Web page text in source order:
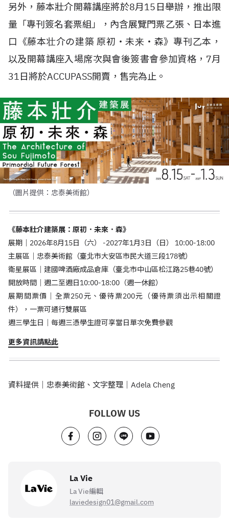
另外，藤本壯介開幕講座將於8月15日舉辦，推出限
量「專刊簽名套票組」，內含展覽門票乙張、日本進
口《藤本壮介の建築 原初・未来・森》專刊乙本，
以及開幕講座入場席次與會後簽書會參加資格，7月
31日將於ACCUPASS開賣，售完為止。
（圖片提供：忠泰美術館）
《藤本壯介建築展：原初．未來．森》
展期｜2026年8月15日（六） -2027年1月3日（日） 10:00-18:00
主展區｜忠泰美術館（臺北市大安區市民大道三段178號）
衛星展區｜建國啤酒廠成品倉庫（臺北市中山區松江路25巷40號）
開放時間｜週二至週日10:00-18:00（週一休館）
展期間票價｜全票250元、優待票200元（優待票須出示相關證
件），一票可通行雙展區
週三學生日｜每週三憑學生證可享當日單次免費參觀
更多資訊請點此
資料提供｜忠泰美術館、文字整理｜Adela Cheng
FOLLOW US
La Vie
La Vie編輯
laviedesign01@gmail.com